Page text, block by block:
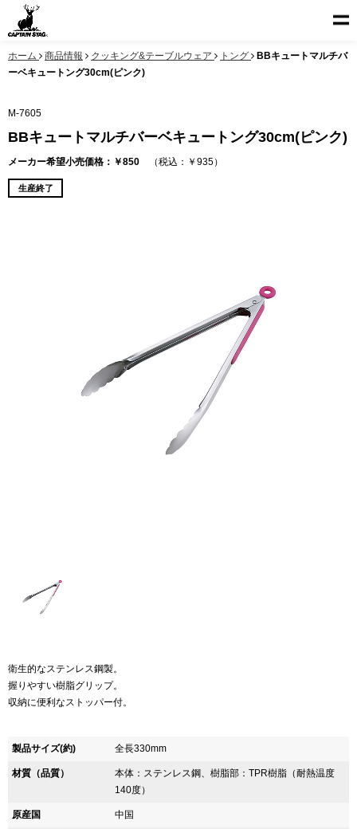
ホーム 商品情報 クッキング&テーブルウェア トング
BBキュートマルチバ
ーベキュートング30cm(ピンク)
M-7605
BBキュートマルチバーベキュートング30cm(ピンク)
メーカー希望小売価格：￥850 （税込：￥935）
生産終了
衛生的なステンレス鋼製。
握りやすい樹脂グリップ。
収納に便利なストッパー付。
製品サイズ(約) 全長330mm
材質（品質）
本体：ステンレス鋼、樹脂部：TPR樹脂（耐熱温度
140度）
原産国 中国